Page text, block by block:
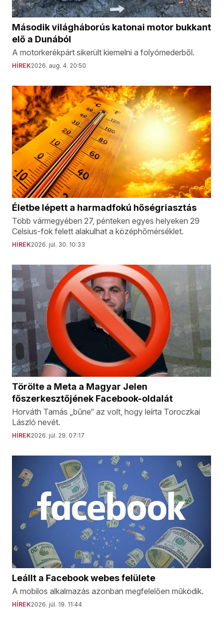
Második világháborús katonai motor bukkant
elő a Dunából
A motorkerékpárt sikerült kiemelni a folyómederből.
HÍREK2026. aug. 4. 20:50
Életbe lépett a harmadfokú hőségriasztás
Több vármegyében 27, pénteken egyes helyeken 29
Celsius-fok felett alakulhat a középhőmérséklet.
HÍREK2026. júl. 30. 10:33
Törölte a Meta a Magyar Jelen
főszerkesztőjének Facebook-oldalát
Horváth Tamás „bűne“ az volt, hogy leírta Toroczkai
László nevét.
HÍREK2026. júl. 29. 07:17
Leállt a Facebook webes felülete
A mobilos alkalmazás azonban megfelelően működik.
HÍREK2026. júl. 19. 11:44